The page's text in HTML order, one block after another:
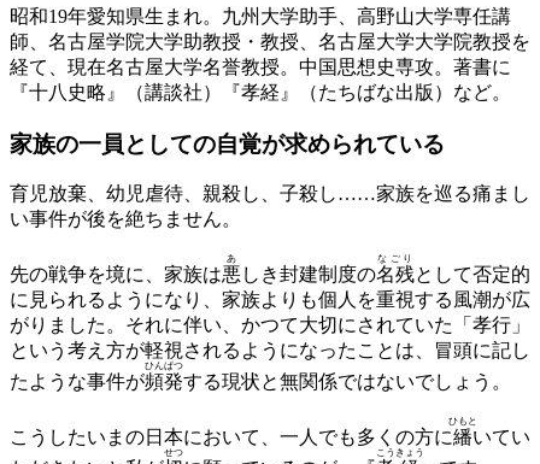
昭和19年愛知県生まれ。九州大学助手、高野山大学専任講
師、名古屋学院大学助教授・教授、名古屋大学大学院教授を
経て、現在名古屋大学名誉教授。中国思想史専攻。著書に
『十八史略』（講談社）『孝経』（たちばな出版）など。
家族の一員としての自覚が求められている
育児放棄、幼児虐待、親殺し、子殺し……家族を巡る痛まし
い事件が後を絶ちません。
先の戦争を境に、家族は悪
あ
しき封建制度の名残
なごり
として否定的
に見られるようになり、家族よりも個人を重視する風潮が広
がりました。それに伴い、かつて大切にされていた「孝行」
という考え方が軽視されるようになったことは、冒頭に記し
たような事件が頻発
ひんぱつ
する現状と無関係ではないでしょう。
こうしたいまの日本において、一人でも多くの方に繙
ひもと
いてい
せつ こう きょう